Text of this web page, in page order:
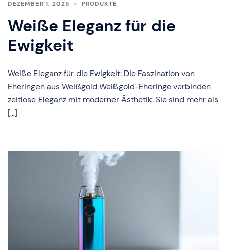
DEZEMBER 1, 2025 PRODUKTE
Weiße Eleganz für die
Ewigkeit
Weiße Eleganz für die Ewigkeit: Die Faszination von
Eheringen aus Weißgold Weißgold-Eheringe verbinden
zeitlose Eleganz mit moderner Ästhetik. Sie sind mehr als
[…]